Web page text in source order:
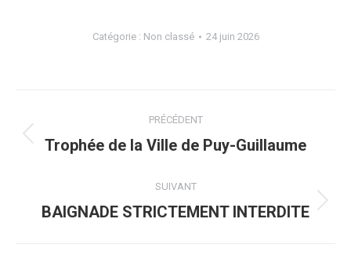
Catégorie : Non classé 24 juin 2026
article
PRÉCÉDENT
Article
:
Trophée de la Ville de Puy-Guillaume
SUIVANT
Article
BAIGNADE STRICTEMENT INTERDITE